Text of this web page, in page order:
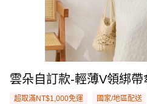
雲朵自訂款-輕薄V領綁
超取滿NT$1,000免運 國家/地區配送